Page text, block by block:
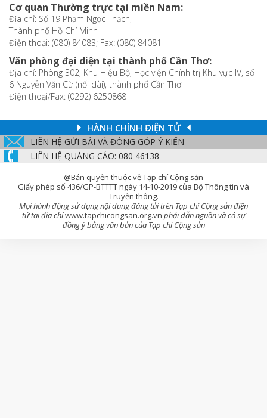
Cơ quan Thường trực tại miền Nam:
Địa chỉ: Số 19 Phạm Ngọc Thạch,
Thành phố Hồ Chí Minh
Điện thoại: (080) 84083; Fax: (080) 84081
Văn phòng đại diện tại thành phố Cần Thơ:
Địa chỉ: Phòng 302, Khu Hiệu Bộ, Học viện Chính trị Khu vực IV, số
6 Nguyễn Văn Cừ (nối dài), thành phố Cần Thơ
Điện thoại/Fax: (0292) 6250868
HÀNH CHÍNH ĐIỆN TỬ
LIÊN HỆ GỬI BÀI VÀ ĐÓNG GÓP Ý KIẾN
LIÊN HỆ QUẢNG CÁO: 080 46138
@Bản quyền thuộc về Tạp chí Cộng sản
Giấy phép số 436/GP-BTTTT ngày 14-10-2019 của Bộ Thông tin và
Truyền thông.
Mọi hành động sử dụng nội dung đăng tải trên Tạp chí Cộng sản điện
tử tại địa chỉwww.tapchicongsan.org.vn phải dẫn nguồn và có sự
đồng ý bằng văn bản của Tạp chí Cộng sản